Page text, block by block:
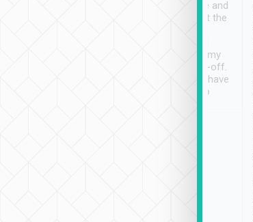
service was awesome and
thoughtful. Driver went the
have safely arrived at my
destination after drop-off.
Definitely something I have
not seen elsewhere 👍